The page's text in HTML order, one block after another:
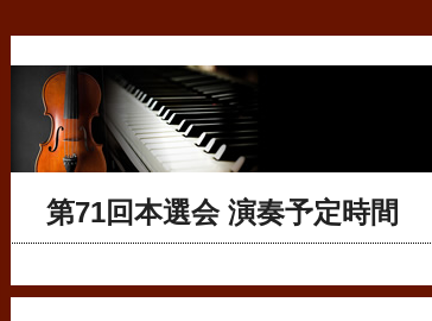
第71回本選会 演奏予定時間